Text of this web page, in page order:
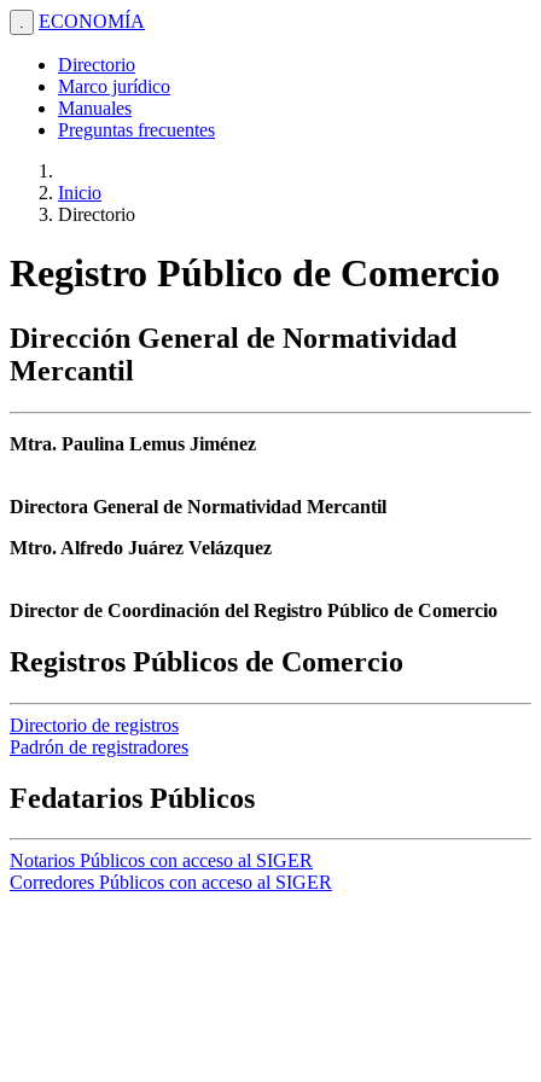
. ECONOMÍA
Directorio
Marco jurídico
Manuales
Preguntas frecuentes
Inicio
Directorio
Registro Público de Comercio
Dirección General de Normatividad
Mercantil
Mtra. Paulina Lemus Jiménez
Directora General de Normatividad Mercantil
Mtro. Alfredo Juárez Velázquez
Director de Coordinación del Registro Público de Comercio
Registros Públicos de Comercio
Directorio de registros
Padrón de registradores
Fedatarios Públicos
Notarios Públicos con acceso al SIGER
Corredores Públicos con acceso al SIGER